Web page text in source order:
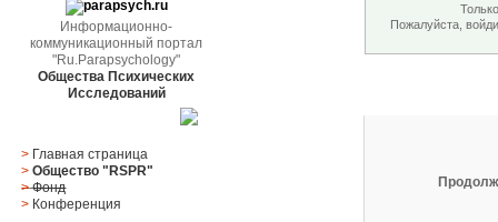
Информационно-
коммуникационный портал
"Ru.Parapsychology"
Общества Психических
Исследований
> Главная страница
> Общество "RSPR"
> Фонд
> Конференция
Пожалуйста,